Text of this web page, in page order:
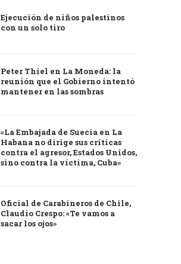
Ejecución de niños palestinos
con un solo tiro
Peter Thiel en La Moneda: la
reunión que el Gobierno intentó
mantener en las sombras
«La Embajada de Suecia en La
Habana no dirige sus críticas
contra el agresor, Estados Unidos,
sino contra la víctima, Cuba»
Oficial de Carabineros de Chile,
Claudio Crespo: «Te vamos a
sacar los ojos»